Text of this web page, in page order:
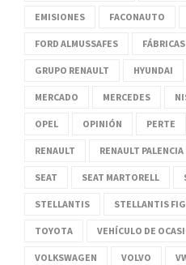
EMISIONES FACONAUTO
FORD ALMUSSAFES FÁBRICAS
GRUPO RENAULT HYUNDAI
MERCADO MERCEDES
OPEL OPINIÓN PERTE
RENAULT RENAULT PALENCIA
SEAT SEAT MARTORELL
STELLANTIS STELLANTIS
TOYOTA VEHÍCULO DE
VOLKSWAGEN VOLVO